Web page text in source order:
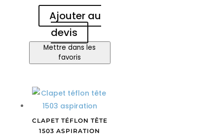
Ajouter au
devis
Mettre dans les
favoris
CLAPET TÉFLON TÊTE
1503 ASPIRATION